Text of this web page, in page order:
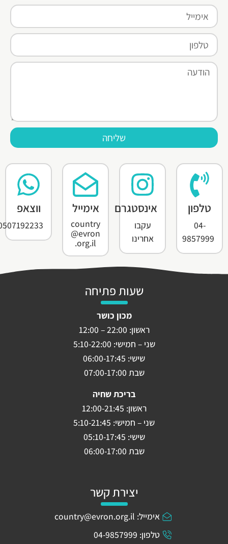
טלפון
04-
9857999
אימייל
country
@evron
.org.il
ווצאפ
0507192233
אינסטגרם
עקבו
אחרינו
שליחה
שעות פתיחה
מכון כושר
ראשון: 22:00 – 12:00
שני – חמישי: 5:10-22:00
שישי: 06:00-17:45
שבת 07:00-17:00
בריכת שחיה
ראשון: 12:00-21:45
שני – חמישי: 5:10-21:45
שישי: 05:10-17:45
שבת 06:00-17:00
יצירת קשר
אימייל: country@evron.org.il
טלפון: 04-9857999